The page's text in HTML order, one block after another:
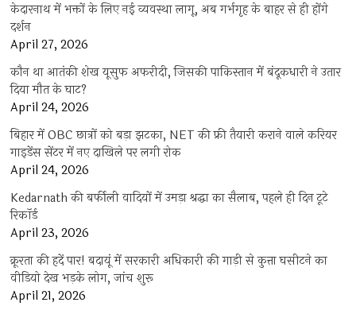
केदारनाथ में भक्तों के लिए नई व्यवस्था लागू, अब गर्भगृह के बाहर से ही होंगे
दर्शन
April 27, 2026
कौन था आतंकी शेख यूसुफ अफरीदी, जिसकी पाकिस्तान में बंदूकधारी ने उतार
दिया मौत के घाट?
April 24, 2026
बिहार में OBC छात्रों को बड़ा झटका, NET की फ्री तैयारी कराने वाले करियर
गाइडेंस सेंटर में नए दाखिले पर लगी रोक
April 24, 2026
Kedarnath की बर्फीली वादियों में उमड़ा श्रद्धा का सैलाब, पहले ही दिन टूटे
रिकॉर्ड
April 23, 2026
क्रूरता की हदें पार! बदायूं में सरकारी अधिकारी की गाड़ी से कुत्ता घसीटने का
वीडियो देख भड़के लोग, जांच शुरू
April 21, 2026